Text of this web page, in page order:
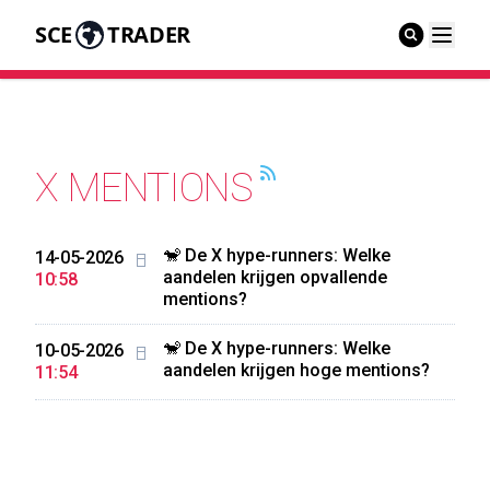
SCE TRADER
X MENTIONS
14-05-2026
10:58
🐒 De X hype-runners: Welke
aandelen krijgen opvallende
mentions?
10-05-2026
11:54
🐒 De X hype-runners: Welke
aandelen krijgen hoge mentions?